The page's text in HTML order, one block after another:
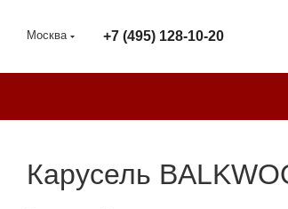
Москва +7 (495) 128-10-20
Карусель